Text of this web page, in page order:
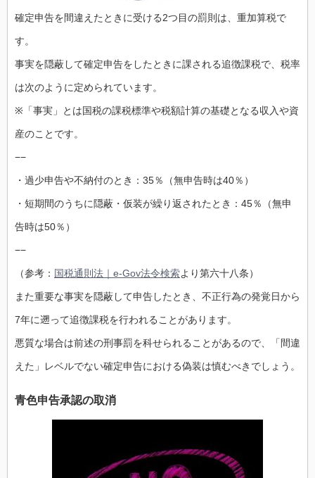
確定申告を間違えたときに受ける2つ目の罰則は、重加算税で
す。
事実を隠蔽して確定申告をしたときに課される追徴課税で、税率
は次のように定められています。
※「事実」とは国税の課税標準や税額計算の基礎となる収入や資
産のことです。
−−
・過少申告や不納付のとき：35％（無申告時は40％）
・短期間のうちに隠蔽・仮装が繰り返されたとき：45％（無申
告時は50％）
−−
（参考： 国税通則法｜e-Gov法令検索より第六十八条）
また重要な事実を隠蔽して申告したとき、不正行為の発覚日から
7年に遡って追徴課税を行われることがあります。
悪質な場合は前述の刑事罰を科せられることがあるので、「間違
えた」レベルでない確定申告における偽装は慎むべきでしょう。
青色申告承認の取消